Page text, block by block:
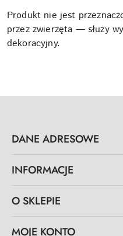
Produkt nie jest
przez zwierzęta — służy
dekoracyjny.
DANE ADRESOWE
INFORMACJE
O SKLEPIE
MOJE KONTO